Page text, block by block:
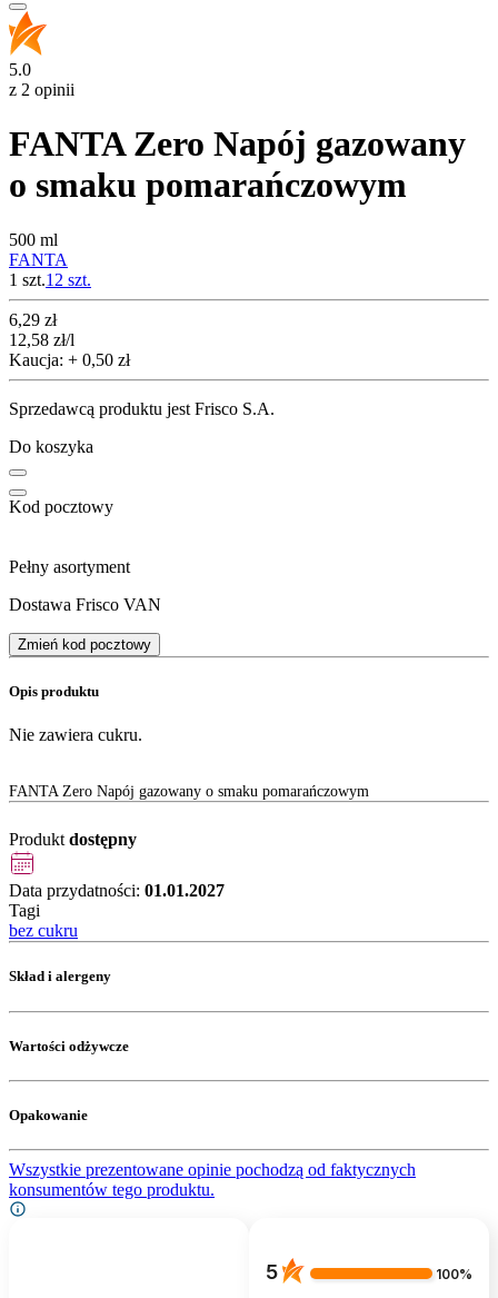
5.0
z 2 opinii
FANTA Zero Napój gazowany
o smaku pomarańczowym
500 ml
FANTA
1 szt.12 szt.
Cena
6,29 zł
12,58 zł/l
Kaucja: + 0,50 zł
Sprzedawcą produktu jest Frisco S.A.
Do koszyka
Kod pocztowy
Pełny asortyment
Dostawa Frisco VAN
Zmień kod pocztowy
Opis produktu
Nie zawiera cukru.
FANTA Zero Napój gazowany o smaku pomarańczowym
Produkt dostępny
Data przydatności: 01.01.2027
Tagi
bez cukru
Skład i alergeny
Wartości odżywcze
Opakowanie
Wszystkie prezentowane opinie pochodzą od faktycznych
konsumentów tego produktu.
5 100%